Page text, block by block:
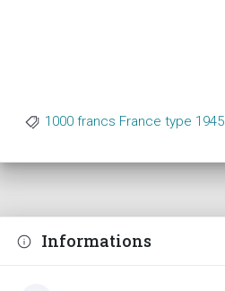
1000 francs France type 1945
Informations